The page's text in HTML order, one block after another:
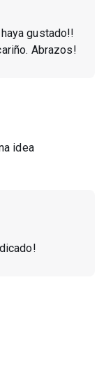
gustado!!
Abrazos!
idea